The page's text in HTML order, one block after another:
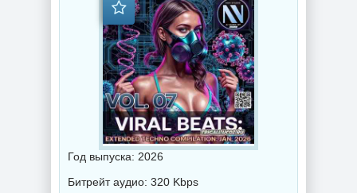
Год выпуска: 2026
Битрейт аудио: 320 Kbps